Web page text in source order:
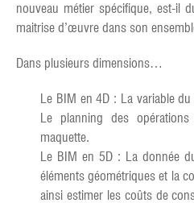
nouveau métier spécifique, est-il
maitrise d’œuvre dans son
Dans plusieurs dimensions…
Le BIM en 4D : La variable
Le planning des
maquette.
Le BIM en 5D : La donnée
éléments géométriques et la
ainsi estimer les coûts de